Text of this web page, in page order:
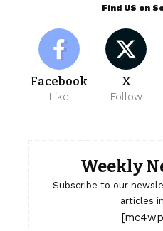
Find US on
Facebook
Like
X
Follow
Weekly
Subscribe to our
articles